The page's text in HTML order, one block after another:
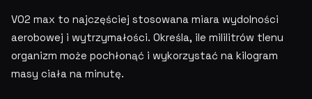
VO2 max to najczęściej stosowana miara wydolności
aerobowej i wytrzymałości. Określa, ile mililitrów tlenu
organizm może pochłonąć i wykorzystać na kilogram
masy ciała na minutę.